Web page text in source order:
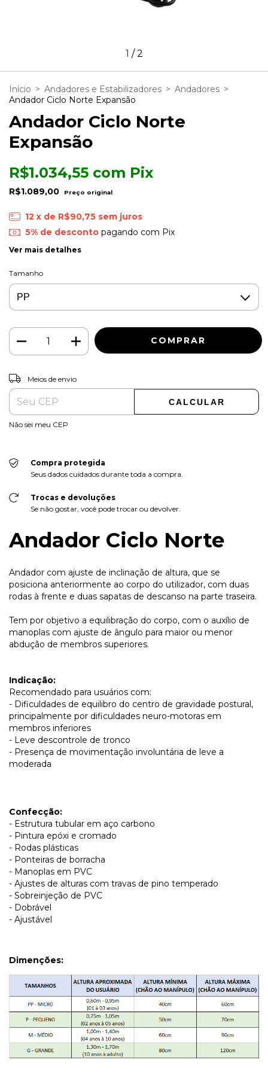
1 /2
Início > Andadores e Estabilizadores > Andadores >
Andador Ciclo Norte Expansão
Andador Ciclo Norte
Expansão
R$1.089,00
R$1.034,55 com Pix
12 x de R$90,75 sem juros
5% de descontopagando com Pix
Ver mais detalhes
Tamanho
Entregas para o CEP:
Meios de envio
CALCULAR
Não sei meu CEP
Compra protegida
Seus dados cuidados durante toda a compra.
Trocas e devoluções
Se não gostar, você pode trocar ou devolver.
Andador Ciclo Norte
Andador com ajuste de inclinação de altura, que se
posiciona anteriormente ao corpo do utilizador, com duas
rodas à frente e duas sapatas de descanso na parte traseira.
Tem por objetivo a equilibração do corpo, com o auxílio de
manoplas com ajuste de ângulo para maior ou menor
abdução de membros superiores.
Indicação:
Recomendado para usuários com:
- Dificuldades de equilibro do centro de gravidade postural,
principalmente por dificuldades neuro-motoras em
membros inferiores
- Leve descontrole de tronco
- Presença de movimentação involuntária de leve a
moderada
Confecção:
- Estrutura tubular em aço carbono
- Pintura epóxi e cromado
- Rodas plásticas
- Ponteiras de borracha
- Manoplas em PVC
- Ajustes de alturas com travas de pino temperado
- Sobreinjeção de PVC
- Dobrável
- Ajustável
Dimenções: